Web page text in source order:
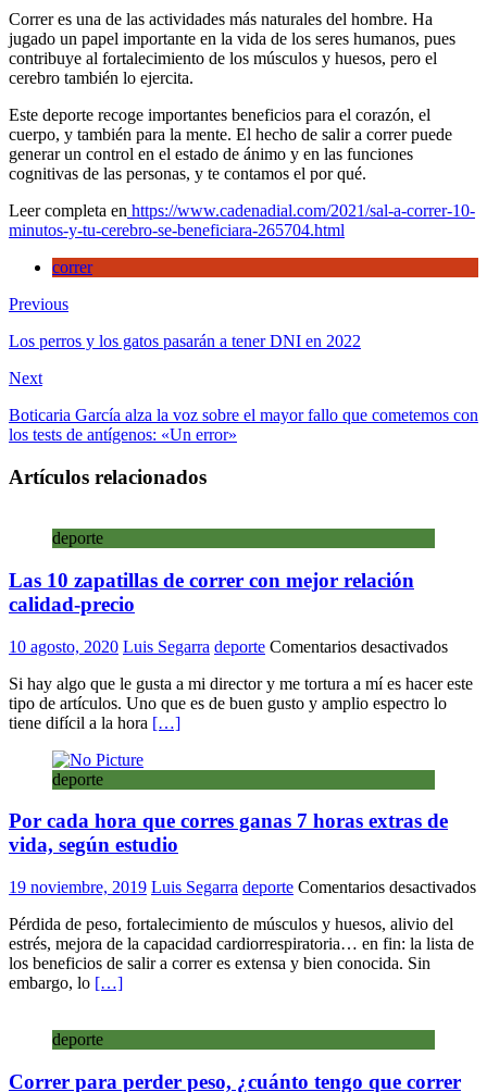
Correr es una de las actividades más naturales del hombre. Ha
jugado un papel importante en la vida de los seres humanos, pues
contribuye al fortalecimiento de los músculos y huesos, pero el
cerebro también lo ejercita.
Este deporte recoge importantes beneficios para el corazón, el
cuerpo, y también para la mente. El hecho de salir a correr puede
generar un control en el estado de ánimo y en las funciones
cognitivas de las personas, y te contamos el por qué.
Leer completa en https://www.cadenadial.com/2021/sal-a-correr-10-
minutos-y-tu-cerebro-se-beneficiara-265704.html
correr
Previous
Los perros y los gatos pasarán a tener DNI en 2022
Next
Boticaria García alza la voz sobre el mayor fallo que cometemos con
los tests de antígenos: «Un error»
Artículos relacionados
deporte
Las 10 zapatillas de correr con mejor relación
calidad-precio
10 agosto, 2020 Luis Segarra deporte Comentarios desactivadosen
10
Si hay algo que le gusta a mi director y me tortura a mí es hacer este
tipo de artículos. Uno que es de buen gusto y amplio espectro lo
tiene difícil a la hora […]
deporte
Por cada hora que corres ganas 7 horas extras de
vida, según estudio
19 noviembre, 2019 Luis Segarra deporte Comentarios desactivados
Pérdida de peso, fortalecimiento de músculos y huesos, alivio del
estrés, mejora de la capacidad cardiorrespiratoria… en fin: la lista de
los beneficios de salir a correr es extensa y bien conocida. Sin
embargo, lo […]
deporte
Correr para perder peso, ¿cuánto tengo que correr